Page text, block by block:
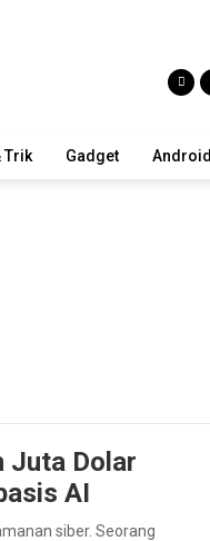
Trik Gadget Android
Juta Dolar
AI
siber. Seorang